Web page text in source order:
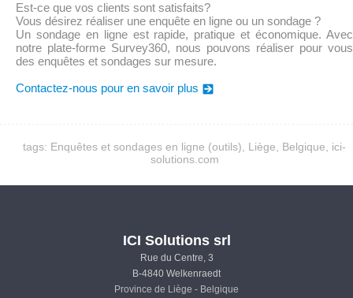
Est-ce que vos clients sont satisfaits?
Vous désirez réaliser une enquête en ligne ou un sondage ?
Un sondage en ligne est rapide, pratique et économique. Avec
notre plate-forme Survey360, nous pouvons réaliser pour vous
des enquêtes et sondages sur mesure.
Contactez-nous pour en savoir plus
tags: Enquêtes et sondages en ligne (outils), Liège, Belgique, ici-
solutions.com
ICI Solutions srl
Rue du Centre, 3
B-4840 Welkenraedt
Province de Liège - Belgique